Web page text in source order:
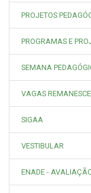
PROJETOS
PROGRAMAS E
SEMANA
VAGAS
SIGAA
VESTIBULAR
ENADE -